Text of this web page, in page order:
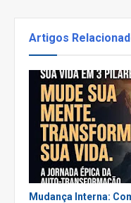
Artigos
Mudança Interna: